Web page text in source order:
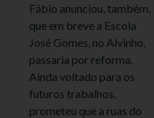
Fábio anunciou, também,
que em breve a Escola
José Gomes, no Alvinho,
passaria por reforma.
Ainda voltado para os
futuros trabalhos,
prometeu que a ruas do